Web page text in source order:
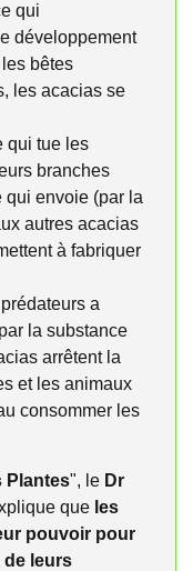
qui
développement
bêtes
les acacias se
tue les
branches
envoie (par la
autres acacias
à fabriquer
a
la substance
arrêtent la
et les animaux
consommer les
Plantes", le Dr
que les
pouvoir pour
de leurs